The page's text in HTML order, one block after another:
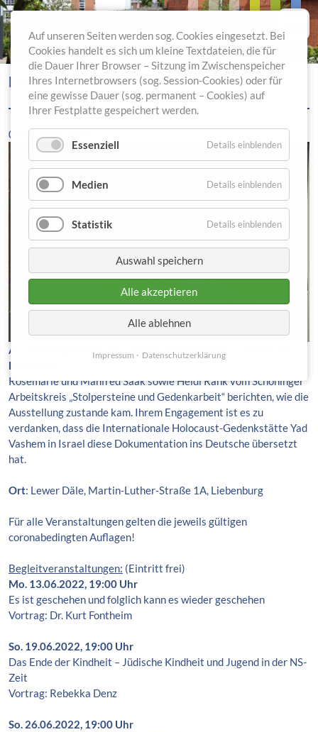
LEWER DÄLE AUSSTELLUNGSERÖFFNUNG
09.06.2022 20:00
Ausstellungseröffnung: „Sterne ohne Himmel“ – Kinder im
Holocaust
Rosemarie und Manfred Saak sowie Heidi Rank vom Schöninger
Arbeitskreis „Stolpersteine und Gedenkarbeit“ berichten, wie die
Ausstellung zustande kam. Ihrem Engagement ist es zu
verdanken, dass die Internationale Holocaust-Gedenkstätte Yad
Vashem in Israel diese Dokumentation ins Deutsche übersetzt
hat.
Ort: Lewer Däle, Martin-Luther-Straße 1A, Liebenburg
Für alle Veranstaltungen gelten die jeweils gültigen
coronabedingten Auflagen!
Begleitveranstaltungen: (Eintritt frei)
Mo. 13.06.2022, 19:00 Uhr
Es ist geschehen und folglich kann es wieder geschehen
Vortrag: Dr. Kurt Fontheim
So. 19.06.2022, 19:00 Uhr
Das Ende der Kindheit – Jüdische Kindheit und Jugend in der NS-
Zeit
Vortrag: Rebekka Denz
So. 26.06.2022, 19:00 Uhr
Auf unseren Seiten werden sog. Cookies eingesetzt. Bei
Cookies handelt es sich um kleine Textdateien, die für
die Dauer Ihrer Browser – Sitzung im Zwischenspeicher
Ihres Internetbrowsers (sog. Session-Cookies) oder für
eine gewisse Dauer (sog. permanent – Cookies) auf
Ihrer Festplatte gespeichert werden.
Essenziell Details einblenden
Medien Details einblenden
Statistik Details einblenden
Auswahl speichern
Alle akzeptieren
Alle ablehnen
Impressum Datenschutzerklärung